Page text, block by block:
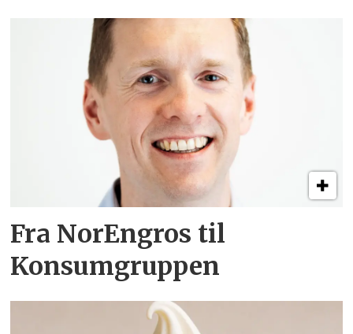
Fra NorEngros til
Konsumgruppen